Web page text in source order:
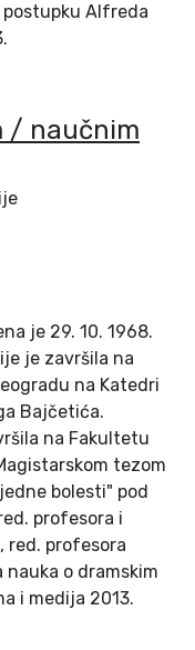
Alfreda
/ naučnim
je 29. 10. 1968.
je završila na
na Katedri
Bajčetića.
na Fakultetu
tezom
bolesti" pod
profesora i
red. profesora
o dramskim
i medija 2013.